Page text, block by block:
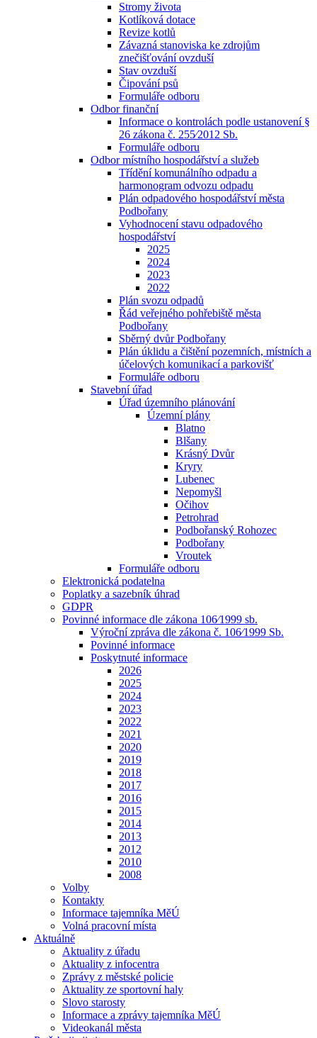
Stromy života
Kotlíková dotace
Revize kotlů
Závazná stanoviska ke zdrojům
znečišťování ovzduší
Stav ovzduší
Čipování psů
Formuláře odboru
Odbor finanční
Informace o kontrolách podle ustanovení §
26 zákona č. 255⁄2012 Sb.
Formuláře odboru
Odbor místního hospodářství a služeb
Třídění komunálního odpadu a
harmonogram odvozu odpadu
Plán odpadového hospodářství města
Podbořany
Vyhodnocení stavu odpadového
hospodářství
2025
2024
2023
2022
Plán svozu odpadů
Řád veřejného pohřebiště města
Podbořany
Sběrný dvůr Podbořany
Plán úklidu a čištění pozemních, místních a
účelových komunikací a parkovišť
Formuláře odboru
Stavební úřad
Úřad územního plánování
Územní plány
Blatno
Blšany
Krásný Dvůr
Kryry
Lubenec
Nepomyšl
Očihov
Petrohrad
Podbořanský Rohozec
Podbořany
Vroutek
Formuláře odboru
Elektronická podatelna
Poplatky a sazebník úhrad
GDPR
Povinné informace dle zákona 106⁄1999 sb.
Výroční zpráva dle zákona č. 106⁄1999 Sb.
Povinné informace
Poskytnuté informace
2026
2025
2024
2023
2022
2021
2020
2019
2018
2017
2016
2015
2014
2013
2012
2010
2008
Volby
Kontakty
Informace tajemníka MěÚ
Volná pracovní místa
Aktuálně
Aktuality z úřadu
Aktuality z infocentra
Zprávy z městské policie
Aktuality ze sportovní haly
Slovo starosty
Informace a zprávy tajemníka MěÚ
Videokanál města